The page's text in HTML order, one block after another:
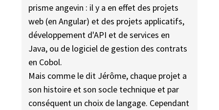
prisme angevin : il y a en effet des projets
web (en Angular) et des projets applicatifs,
développement d'API et de services en
Java, ou de logiciel de gestion des contrats
en Cobol.
Mais comme le dit Jérôme, chaque projet a
son histoire et son socle technique et par
conséquent un choix de langage. Cependant